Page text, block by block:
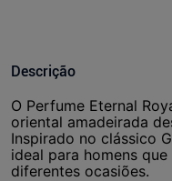
Descrição
O Perfume Eternal
oriental amadeirada
Inspirado no clássico
ideal para homens
diferentes ocasiões.